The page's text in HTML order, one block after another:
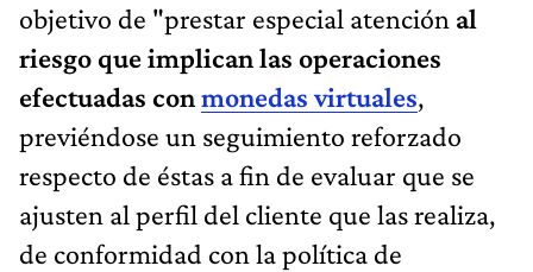
objetivo de "prestar especial atención al
riesgo que implican las operaciones
efectuadas conmonedas virtuales,
previéndose un seguimiento reforzado
respecto de éstas a fin de evaluar que se
ajusten al perfil del cliente que las realiza,
de conformidad con la política de